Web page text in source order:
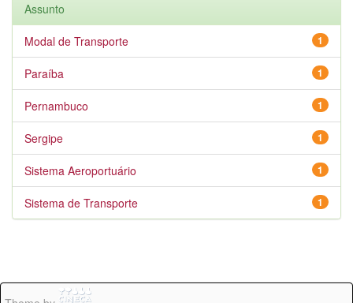
Assunto
1
Modal de Transporte
1
Paraíba
1
Pernambuco
1
Sergipe
1
Sistema Aeroportuário
1
Sistema de Transporte